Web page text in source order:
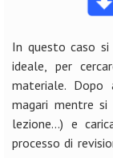
In questo caso
ideale, per
materiale. Dopo
magari mentre
lezione...) e
processo di